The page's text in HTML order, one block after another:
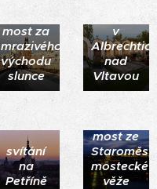
Karlův
most za
mrazivého
východu
slunce
hřbitov
v
nad
Vltavou
svítání
na
Petříně
Karlův
most ze
mostecké
věže